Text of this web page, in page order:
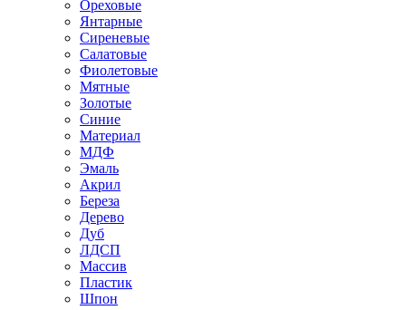
Ореховые
Янтарные
Сиреневые
Салатовые
Фиолетовые
Мятные
Золотые
Синие
Материал
МДФ
Эмаль
Акрил
Береза
Дерево
Дуб
ЛДСП
Массив
Пластик
Шпон